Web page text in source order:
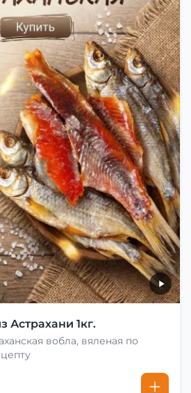
Астрахани 1кг.
вобла, вяленая по